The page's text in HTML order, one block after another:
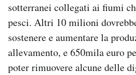
sotterranei collegati ai fiumi
pesci. Altri 10 milioni
sostenere e aumentare la
allevamento, e 650mila euro
poter rimuovere alcune delle